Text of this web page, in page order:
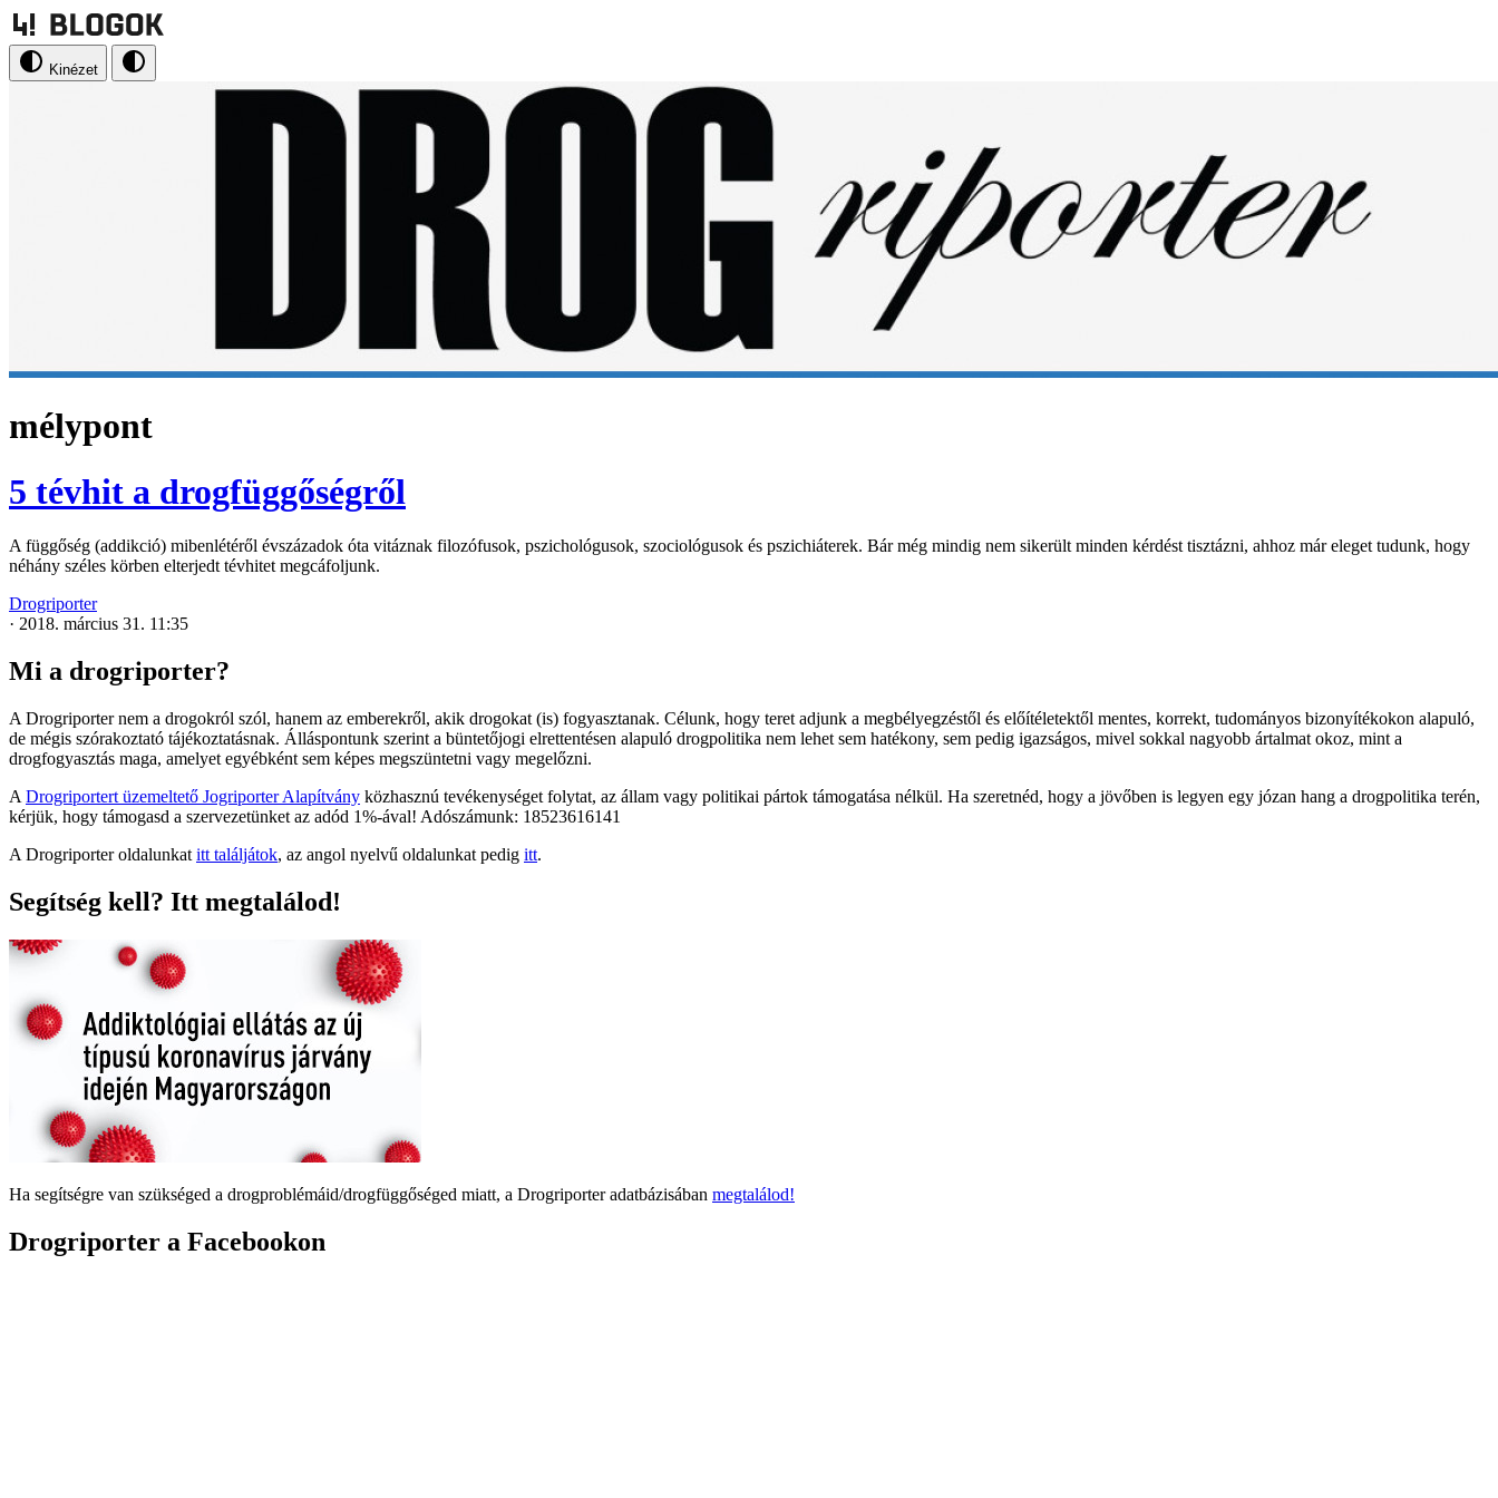
Kinézet
mélypont
5 tévhit a drogfüggőségről
A függőség (addikció) mibenlétéről évszázadok óta vitáznak filozófusok, pszichológusok, szociológusok és pszichiáterek. Bár még mindig nem sikerült minden kérdést tisztázni, ahhoz már eleget tudunk, hogy
néhány széles körben elterjedt tévhitet megcáfoljunk.
Drogriporter
· 2018. március 31. 11:35
Mi a drogriporter?
A Drogriporter nem a drogokról szól, hanem az emberekről, akik drogokat (is) fogyasztanak. Célunk, hogy teret adjunk a megbélyegzéstől és előítéletektől mentes, korrekt, tudományos bizonyítékokon alapuló,
de mégis szórakoztató tájékoztatásnak. Álláspontunk szerint a büntetőjogi elrettentésen alapuló drogpolitika nem lehet sem hatékony, sem pedig igazságos, mivel sokkal nagyobb ártalmat okoz, mint a
drogfogyasztás maga, amelyet egyébként sem képes megszüntetni vagy megelőzni.
A Drogriportert üzemeltető Jogriporter Alapítvány közhasznú tevékenységet folytat, az állam vagy politikai pártok támogatása nélkül. Ha szeretnéd, hogy a jövőben is legyen egy józan hang a drogpolitika terén,
kérjük, hogy támogasd a szervezetünket az adód 1%-ával! Adószámunk: 18523616141
A Drogriporter oldalunkat itt találjátok, az angol nyelvű oldalunkat pedig itt.
Segítség kell? Itt megtalálod!
Ha segítségre van szükséged a drogproblémáid/drogfüggőséged miatt, a Drogriporter adatbázisában megtalálod!
Drogriporter a Facebookon